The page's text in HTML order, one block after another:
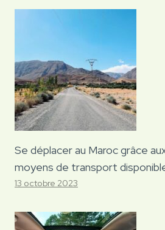
Se déplacer au Maroc grâce
moyens de transport
13 octobre 2023